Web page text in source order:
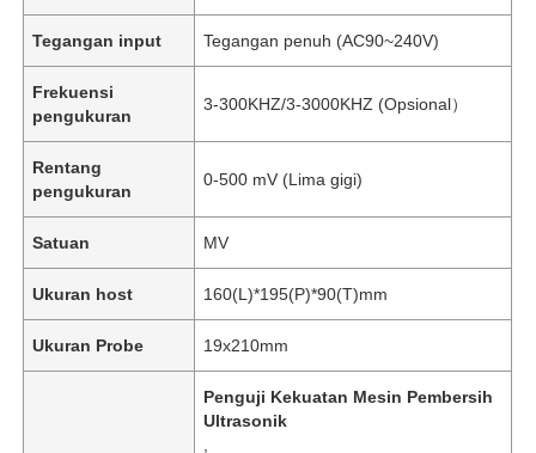
Tegangan input Tegangan penuh (AC90~240V)
Frekuensi
pengukuran
3-300KHZ/3-3000KHZ (Opsional）
Rentang
pengukuran
0-500 mV (Lima gigi)
Satuan MV
Ukuran host 160(L)*195(P)*90(T)mm
Ukuran Probe 19x210mm
Penguji Kekuatan Mesin Pembersih
Ultrasonik